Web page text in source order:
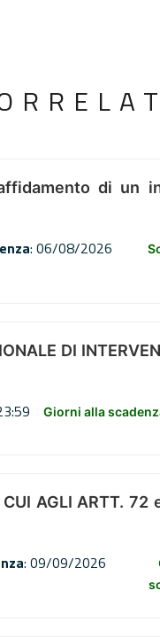
di un
: 06/08/2026
DI
Giorni alla
AGLI ARTT.
: 09/09/2026